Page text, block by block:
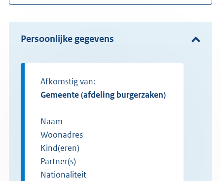
Persoonlijke gegevens
Afkomstig van:
gemeente (afdeling burgerzaken)
Naam
Woonadres
Kind(eren)
Partner(s)
Nationaliteit